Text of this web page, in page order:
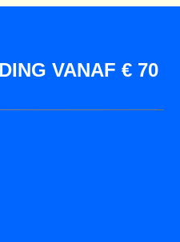
VANAF € 70